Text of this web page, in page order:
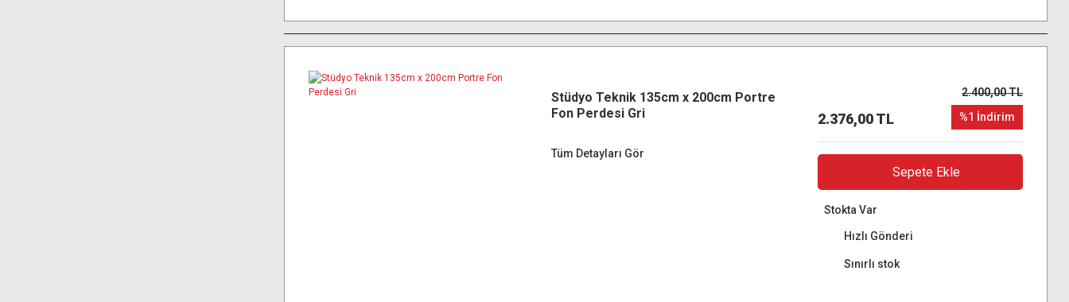
Stüdyo Teknik 135cm x 200cm Portre
Fon Perdesi Gri
Tüm Detayları Gör
2.376,00 TL
2.400,00 TL
%1 İndirim
Sepete Ekle
Stokta Var
Hızlı Gönderi
Sınırlı stok